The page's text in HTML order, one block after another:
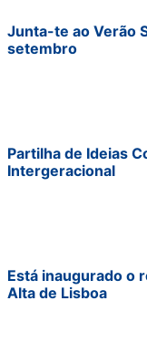
Junta-te ao Verão
setembro
Partilha de Ideias
Intergeracional
Está inaugurado o
Alta de Lisboa